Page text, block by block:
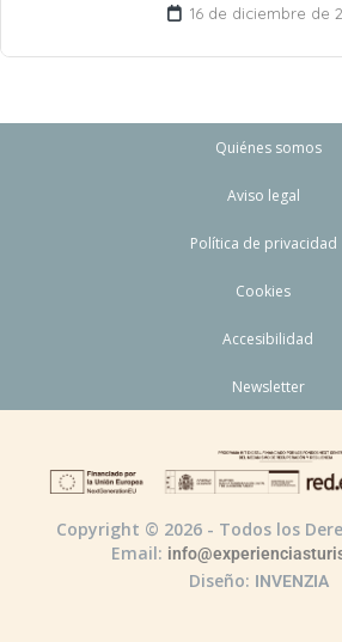
16 de diciembre de
Quiénes somos
Aviso legal
Política de privacidad
Cookies
Accesibilidad
Newsletter
Copyright © 2026 - Todos los
Email:
Diseño: INVENZIA